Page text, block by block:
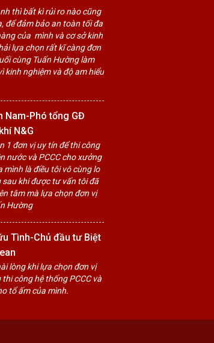
thì bất kì rủi ro nào cũng
để đảm bảo an toàn tối đa
của mình và cơ sở kinh
lựa chọn rất kĩ càng đơn
cùng Tuấn Hường làm
kinh nghiệm và độ am hiểu
Nam-Phó tổng GĐ
N&G
1 đơn vị uy tín để thi công
nước và PCCC cho xưởng
mình là điều tôi vô cùng lo
sau khi được tư vấn tôi đã
tâm mà lựa chọn đơn vị
Hường
Tình-Chủ đầu tư Biệt
lòng khi lựa chọn đơn vị
thi công hệ thống PCCC và
tổ ấm của mình.